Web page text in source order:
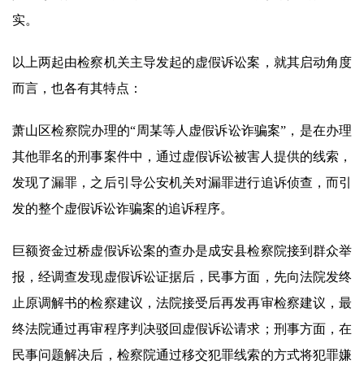
实。
以上两起由检察机关主导发起的虚假诉讼案，就其启动角度
而言，也各有其特点：
萧山区检察院办理的“周某等人虚假诉讼诈骗案”，是在办理
其他罪名的刑事案件中，通过虚假诉讼被害人提供的线索，
发现了漏罪，之后引导公安机关对漏罪进行追诉侦查，而引
发的整个虚假诉讼诈骗案的追诉程序。
巨额资金过桥虚假诉讼案的查办是成安县检察院接到群众举
报，经调查发现虚假诉讼证据后，民事方面，先向法院发终
止原调解书的检察建议，法院接受后再发再审检察建议，最
终法院通过再审程序判决驳回虚假诉讼请求；刑事方面，在
民事问题解决后，检察院通过移交犯罪线索的方式将犯罪嫌